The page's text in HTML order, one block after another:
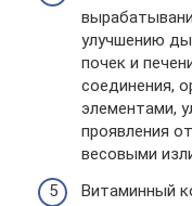
улучшению
почек и
соединения,
элементами,
проявления
весовыми
Витаминный